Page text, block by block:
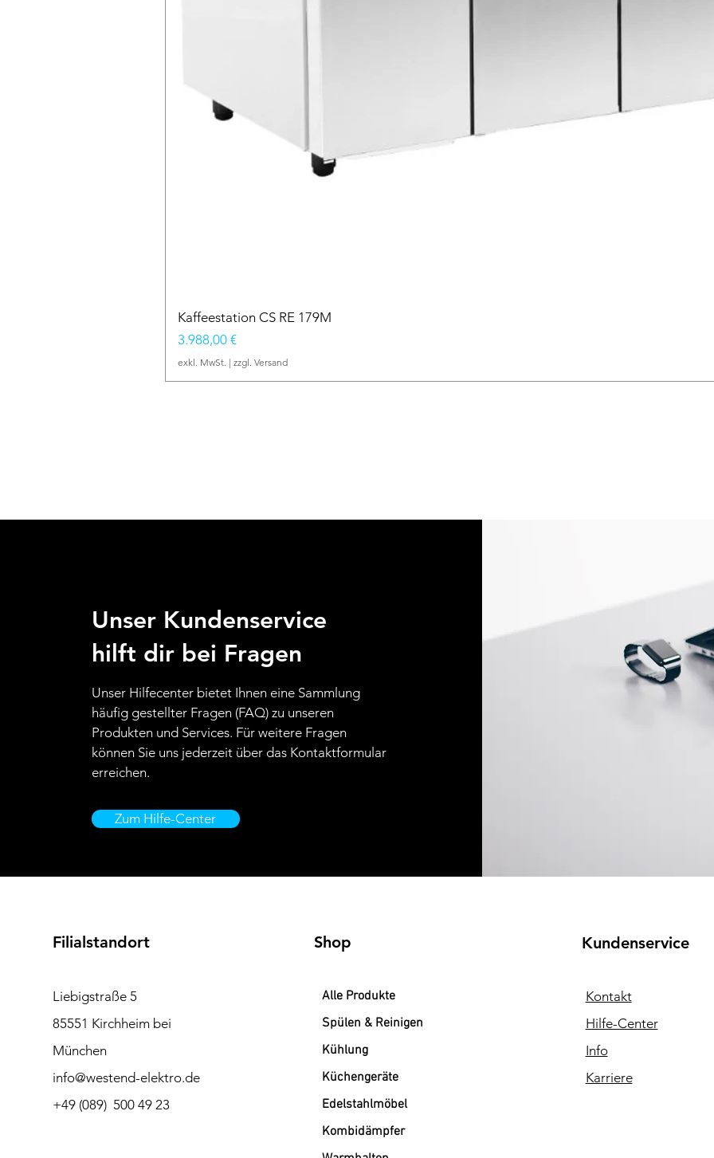
Kaffeestation CS RE 179M
Preis
3.988,00 €
exkl. MwSt. | zzgl. Versand
Unser Kundenservice
hilft dir bei Fragen
Unser Hilfecenter bietet Ihnen eine Sammlung
häufig gestellter Fragen (FAQ) zu unseren
Produkten und Services. Für weitere Fragen
können Sie uns jederzeit über das Kontaktformular
erreichen.
Zum Hilfe-Center
Filialstandort
Liebigstraße 5
85551 Kirchheim bei
München
info@westend-elektro.de
+49 (089) 500 49 23
Shop
Alle Produkte
Spülen & Reinigen
Kühlung
Küchengeräte
Edelstahlmöbel
Kombidämpfer
Kundenservice
Kontakt
Hilfe-Center
Info
Karriere